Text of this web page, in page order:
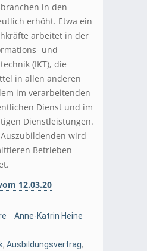
in den
erhöht. Etwa ein
arbeitet in der
und
(IKT), die
in allen anderen
im verarbeitenden
Dienst und im
Dienstleistungen.
wird
Betrieben
12.03.20
Anne-Katrin Heine
, Ausbildungsvertrag,